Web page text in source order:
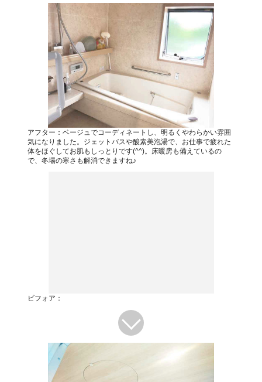
アフター：ベージュでコーディネートし、明るくやわらかい雰囲
気になりました。ジェットバスや酸素美泡湯で、お仕事で疲れた
体をほぐしてお肌もしっとりです(^^)。床暖房も備えているの
で、冬場の寒さも解消できますね♪
ビフォア：